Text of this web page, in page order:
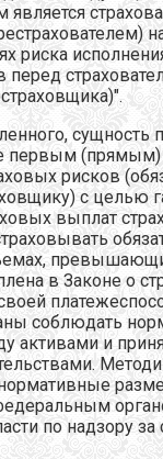
является
риска
перед
сущность
первым
рисков
с целью
выплат
в Законе о
соблюдать
активами и
по надзору за